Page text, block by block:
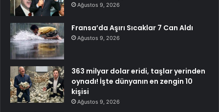
Ağustos 9, 2026
Fransa’da Aşırı Sıcaklar 7 Can Aldı
Ağustos 9, 2026
363 milyar dolar eridi, taşlar yerinden
oynadı! İşte dünyanın en zengin 10
kişisi
Ağustos 9, 2026